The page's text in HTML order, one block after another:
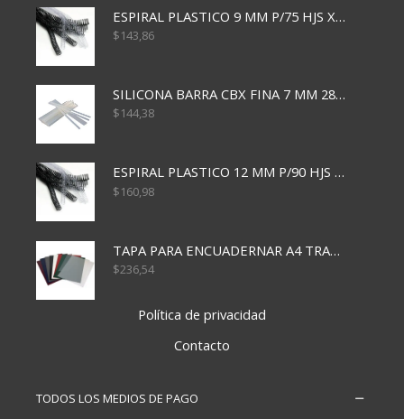
ESPIRAL PLASTICO 9 MM P/75 HJS X50X2400
$143,86
SILICONA BARRA CBX FINA 7 MM 28 CM
$144,38
ESPIRAL PLASTICO 12 MM P/90 HJS X50X1500
$160,98
TAPA PARA ENCUADERNAR A4 TRANSP x50x500
$236,54
Política de privacidad
Contacto
TODOS LOS MEDIOS DE PAGO